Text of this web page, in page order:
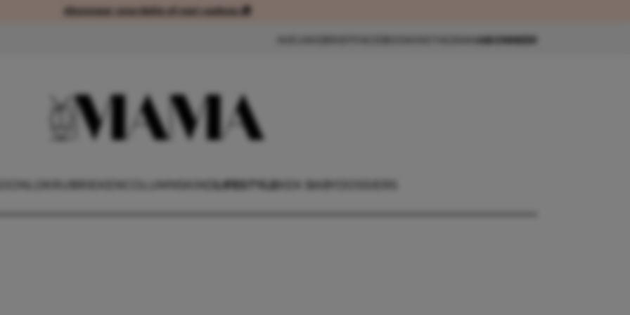
Abonneer voordelig of met cadeau 🎁Abonneer voordelig of met cadeau 🎁
ABONNEER